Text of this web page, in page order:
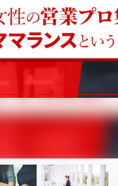
CAMPFIRE for
CAMPFIREふるさ